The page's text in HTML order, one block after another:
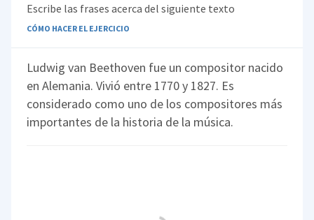
Escribe las frases acerca del siguiente texto
CÓMO HACER EL EJERCICIO
Ludwig van Beethoven fue un compositor nacido
en Alemania. Vivió entre 1770 y 1827. Es
considerado como uno de los compositores más
importantes de la historia de la música.